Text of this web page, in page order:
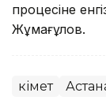
процесіне
Жұмағұлов.
Үкімет